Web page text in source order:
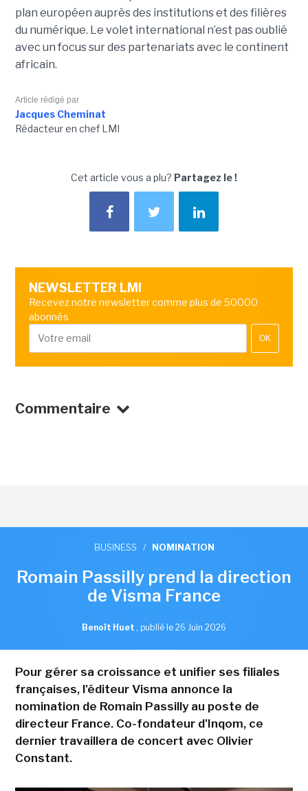
plan européen auprès des institutions et des filières
du numérique. Le volet international n’est pas oublié
avec un focus sur des partenariats avec le continent
africain.
Article rédigé par
Jacques Cheminat
Rédacteur en chef LMI
Cet article vous a plu? Partagez le !
NEWSLETTER LMI
Recevez notre newsletter comme plus de 50000
abonnés
OK
Commentaire
BUSINESS / NOMINATION
Romain Passilly prend la direction
de Visma France
Benoît Huet , publié le 26 Juin 2026
Pour gérer sa croissance et unifier ses filiales
françaises, l'éditeur Visma annonce la
nomination de Romain Passilly au poste de
directeur France. Co-fondateur d'Inqom, ce
dernier travaillera de concert avec Olivier
Constant.